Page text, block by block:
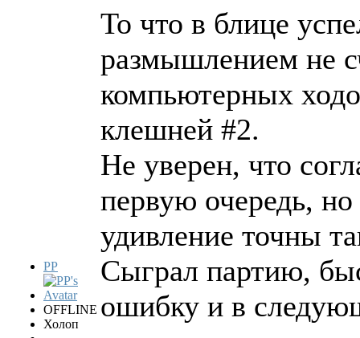
PP
OFFLINE
Холоп
То что в блице
размышлением не
компьютерных
клешней #2.
Не уверен, что
первую очередь,
удивление точны
Сыграл партию,
ошибку и в